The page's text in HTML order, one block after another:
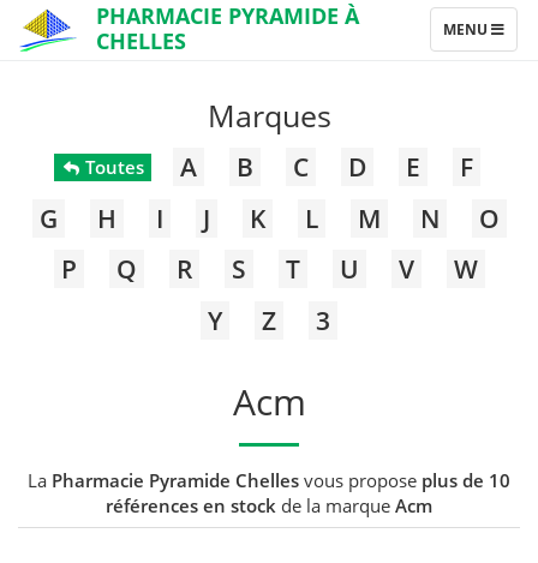
PHARMACIE PYRAMIDE À
CHELLES
TOGGLE
NAVIGATION
MENU
Marques
Toutes A B C D E
F
G
H I J K L M N
O
P
Q R S T U V
W
Y
Z 3
Acm
La Pharmacie Pyramide Chelles vous propose plus de 10
références en stock de la marque Acm